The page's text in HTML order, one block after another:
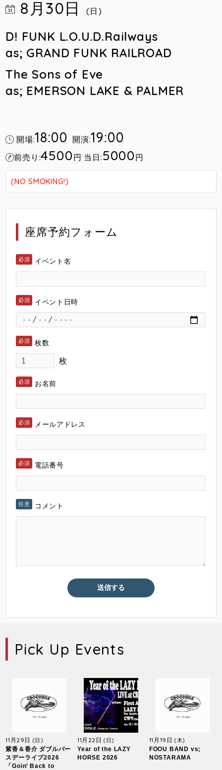
8月30日 (日)
D! FUNK L.O.U.D.Railways
as; GRAND FUNK RAILROAD
The Sons of Eve
as; EMERSON LAKE & PALMER
開場:18:00 開演:19:00
前売り:4500円 当日:5000円
(NO SMOKING!)
座席予約フォーム
イベント名
イベント日時
枚数
枚
お名前
メールアドレス
電話番号
コメント
Pick Up Events
11月29日 (日)
紫香＆香介 ダブルバー
スデーライブ2026
「Goin’ Back to
11月22日(日)
Year of the LAZY
HORSE 2026
11月19日 (木)
FOOU BAND vs;
NOSTARAMA